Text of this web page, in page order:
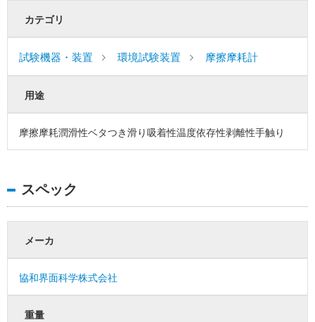
カテゴリ
試験機器・装置 環境試験装置 摩擦摩耗計
用途
摩擦摩耗潤滑性ベタつき滑り吸着性温度依存性剥離性手触り
スペック
メーカ
協和界面科学株式会社
重量